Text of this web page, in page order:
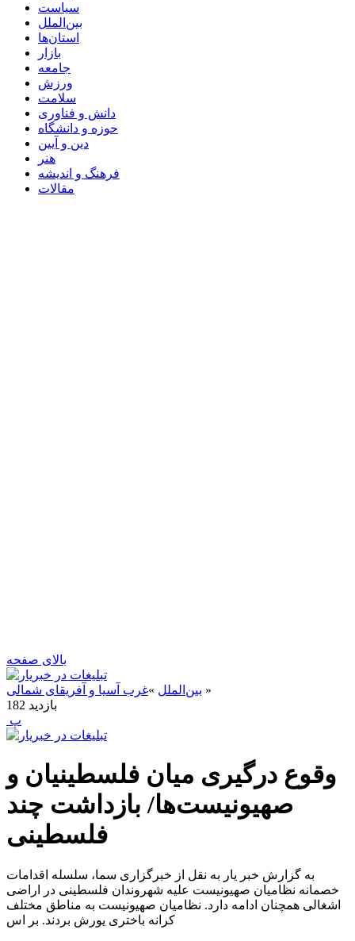
سیاست
بین‌الملل
استان‌ها
بازار
جامعه
ورزش
سلامت
دانش و فناوری
حوزه و دانشگاه
دین و آیین
هنر
فرهنگ و اندیشه
مقالات
بالای صفحه
بین‌الملل »غرب آسیا و آفریقای شمالی
»
182 بازدید
‍ پ
وقوع درگیری میان فلسطینیان و
صهیونیست‌ها/ بازداشت چند
فلسطینی
به گزارش خبر یار به نقل از خبرگزاری سما، سلسله اقدامات
خصمانه نظامیان صهیونیست علیه شهروندان فلسطینی در اراضی
اشغالی همچنان ادامه دارد. نظامیان صهیونیست به مناطق مختلف
کرانه باختری یورش بردند. بر اس